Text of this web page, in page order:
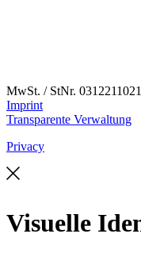
MwSt. / StNr.
Imprint
Transparente Verwaltung
Privacy
Visuelle